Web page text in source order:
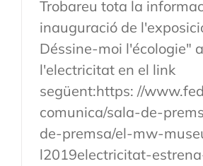
Trobareu tota la
inauguració de
Déssine-moi l'écologie"
l'electricitat en el link
següent:https: //
comunica/sala-de-
de-premsa/el-mw-
l2019electricitat-